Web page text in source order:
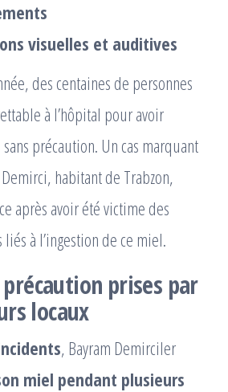
visuelles et auditives
des centaines de personnes
à l’hôpital pour avoir
précaution. Un cas marquant
habitant de Trabzon,
après avoir été victime des
à l’ingestion de ce miel.
prises par
locaux
, Bayram Demirciler
miel pendant plusieurs